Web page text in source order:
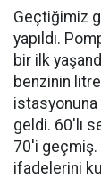
Geçtiğimiz
yapıldı.
bir ilk
benzinin
istasyonuna
geldi. 60'lı
70'i geçmiş.
ifadelerini